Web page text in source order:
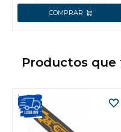
Productos